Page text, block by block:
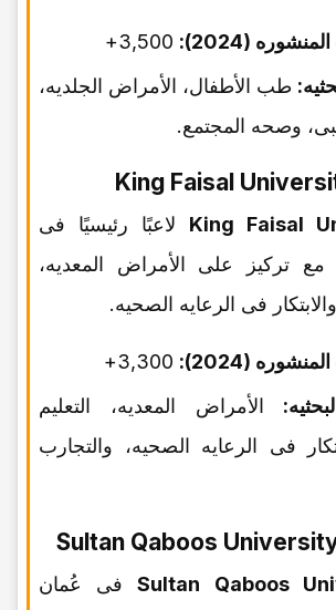
(2024):
طب الأطفال، الأمراض الجلدیه،
وصحه المجتمع.
King Faisal لاعبًا رئیسیًا فی
مع ترکیز على الأمراض المعدیه،
فی الرعایه الصحیه.
(2024):
الأمراض المعدیه، التعلیم
فی الرعایه الصحیه، والتجارب
Sultan Qaboosفی عُمان